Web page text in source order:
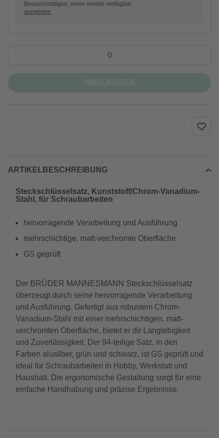
Benachrichtigen, wenn wieder verfügbar
anmelden
ARTIKELBESCHREIBUNG
Steckschlüsselsatz, Kunststoff/Chrom-Vanadium-
Stahl, für Schraubarbeiten
hervorragende Verarbeitung und Ausführung
mehrschichtige, matt-verchromte Oberfläche
GS geprüft
Der BRÜDER MANNESMANN Steckschlüsselsatz
überzeugt durch seine hervorragende Verarbeitung
und Ausführung. Gefertigt aus robustem Chrom-
Vanadium-Stahl mit einer mehrschichtigen, matt-
verchromten Oberfläche, bietet er dir Langlebigkeit
und Zuverlässigkeit. Der 94-teilige Satz, in den
Farben alusilber, grün und schwarz, ist GS geprüft und
ideal für Schraubarbeiten in Hobby, Werkstatt und
Haushalt. Die ergonomische Gestaltung sorgt für eine
einfache Handhabung und präzise Ergebnisse.